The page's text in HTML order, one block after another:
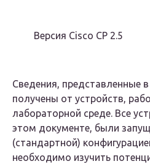
Версия Cisco CP 2.5
Сведения, представленные
получены от устройств,
лабораторной среде. Все
этом документе, были
(стандартной)
необходимо изучить